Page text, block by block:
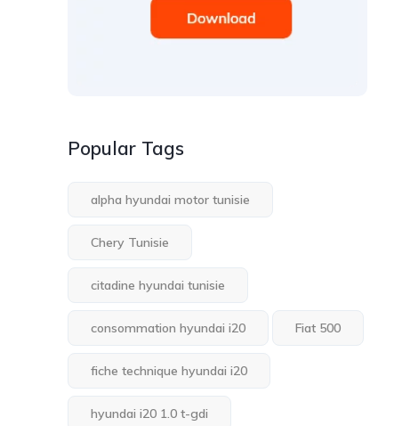
Popular Tags
alpha hyundai motor tunisie
Chery Tunisie
citadine hyundai tunisie
consommation hyundai i20 Fiat 500
fiche technique hyundai i20
hyundai i20 1.0 t-gdi